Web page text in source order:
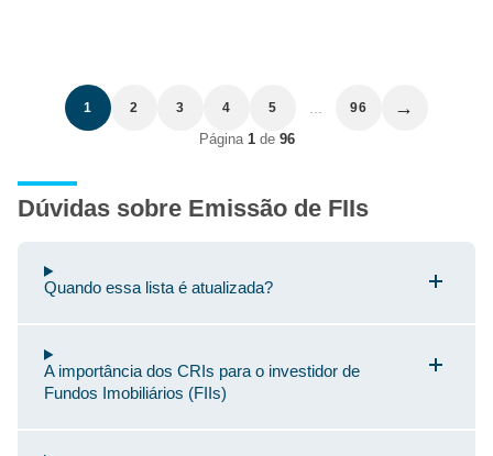
1 2 3 4 5 96 →
Página 1de 96
Dúvidas sobre Emissão de FIIs
Quando essa lista é atualizada?
A importância dos CRIs para o investidor de
Fundos Imobiliários (FIIs)